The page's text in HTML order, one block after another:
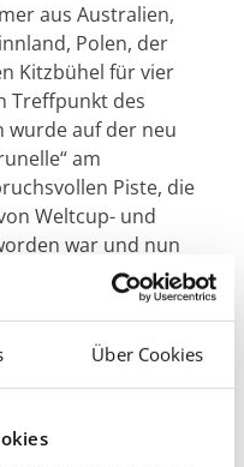
Über Cookies
aus Australien,
Polen, der
Kitzbühel für vier
Treffpunkt des
wurde auf der neu
am
Piste, die
Weltcup- und
war und nun
offiziell
Österreichischen
Höchstleistungen